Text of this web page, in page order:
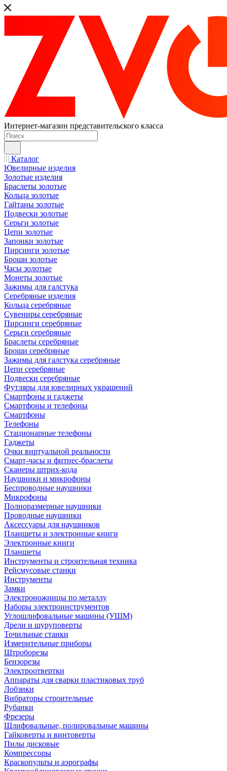
Интернет-магазин представительского класса
Каталог
Ювелирные изделия
Золотые изделия
Браслеты золотые
Кольца золотые
Гайтаны золотые
Подвески золотые
Серьги золотые
Цепи золотые
Запонки золотые
Пирсинги золотые
Броши золотые
Часы золотые
Монеты золотые
Зажимы для галстука
Серебряные изделия
Кольца серебряные
Сувениры серебряные
Пирсинги серебряные
Серьги серебряные
Браслеты серебряные
Броши серебряные
Зажимы для галстука серебряные
Цепи серебряные
Подвески серебряные
Футляры для ювелирных украшений
Смартфоны и гаджеты
Смартфоны и телефоны
Смартфоны
Телефоны
Стационарные телефоны
Гаджеты
Очки виртуальной реальности
Смарт-часы и фитнес-браслеты
Сканеры штрих-кода
Наушники и микрофоны
Беспроводные наушники
Микрофоны
Полноразмерные наушники
Проводные наушники
Аксессуары для наушников
Планшеты и электронные книги
Электронные книги
Планшеты
Инструменты и строительная техника
Рейсмусовые станки
Инструменты
Замки
Электроножницы по металлу
Наборы электроинструментов
Углошлифовальные машины (УШМ)
Дрели и шуруповерты
Точильные станки
Измерительные приборы
Штроборезы
Бензорезы
Электроотвертки
Аппараты для сварки пластиковых труб
Лобзики
Вибраторы строительные
Рубанки
Фрезеры
Шлифовальные, полировальные машины
Гайковерты и винтоверты
Пилы дисковые
Компрессоры
Краскопульты и аэрографы